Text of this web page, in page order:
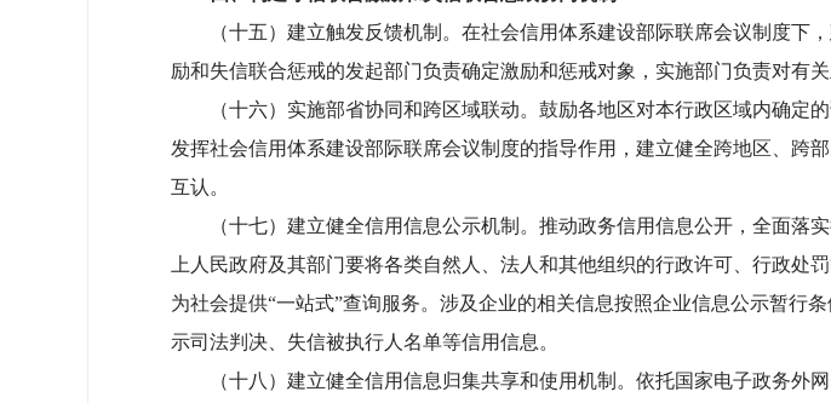
（十五）建立触发反馈机制。在社会信用体系建设部际联席会议制度下
励和失信联合惩戒的发起部门负责确定激励和惩戒对象，实施部门负责对有
（十六）实施部省协同和跨区域联动。鼓励各地区对本行政区域内确定
发挥社会信用体系建设部际联席会议制度的指导作用，建立健全跨地区、跨
互认。
（十七）建立健全信用信息公示机制。推动政务信用信息公开，全面落
上人民政府及其部门要将各类自然人、法人和其他组织的行政许可、行政处
为社会提供“一站式”查询服务。涉及企业的相关信息按照企业信息公示暂行
示司法判决、失信被执行人名单等信用信息。
（十八）建立健全信用信息归集共享和使用机制。依托国家电子政务外